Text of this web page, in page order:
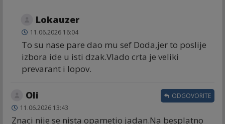
Lokauzer
11.06.2026 16:04
To su nase pare dao mu sef Doda,jer to poslije
izbora ide u isti dzak.Vlado crta je veliki
prevarant i lopov.
Oli
11.06.2026 13:43
Znaci nije se nista opametio jadan.Na besplatno
ODGOVORITE